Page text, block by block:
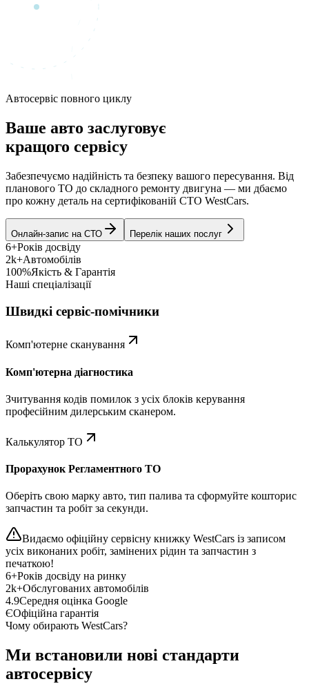
Автосервіс повного циклу
Ваше авто заслуговує
кращого сервісу
Забезпечуємо надійність та безпеку вашого пересування. Від
планового ТО до складного ремонту двигуна — ми дбаємо
про кожну деталь на сертифікованій СТО WestCars.
Онлайн-запис на СТО Перелік наших послуг
6+Років досвіду
2k+Автомобілів
100%Якість & Гарантія
Наші спеціалізації
Швидкі сервіс-помічники
Комп'ютерне сканування
Комп'ютерна діагностика
Зчитування кодів помилок з усіх блоків керування
професійним дилерським сканером.
Калькулятор ТО
Прорахунок Регламентного ТО
Оберіть свою марку авто, тип палива та сформуйте кошторис
запчастин та робіт за секунди.
Видаємо офіційну сервісну книжку WestCars із записом
усіх виконаних робіт, замінених рідин та запчастин з
печаткою!
6+Років досвіду на ринку
2k+Обслугованих автомобілів
4.9Середня оцінка Google
ЄОфіційна гарантія
Чому обирають WestCars?
Ми встановили нові стандарти
автосервісу